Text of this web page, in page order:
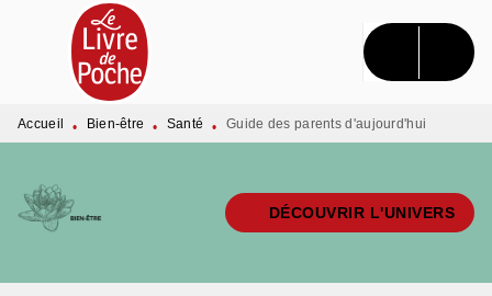
MENU RECHERCHE CONTENU
PIED DE PAGE
Accueil • Bien-être • Santé • Guide des parents d'aujourd'hui
DÉCOUVRIR L'UNIVERS